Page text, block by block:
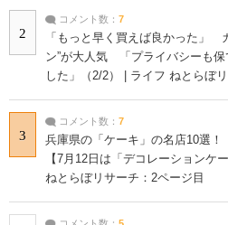
2
コメント数： 7
「もっと早く買えば良かった」
ン”が大人気 「プライバシーも保
した」（2/2） | ライフ ねとらぼ
3
コメント数： 7
兵庫県の「ケーキ」の名店10選
【7月12日は「デコレーションケ
ねとらぼリサーチ：2ページ目